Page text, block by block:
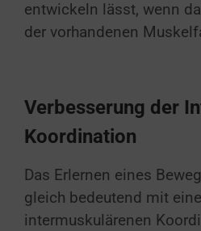
entwickeln lässt, wenn
der vorhandenen
Verbesserung der
Koordination
Das Erlernen eines
gleich bedeutend mit
intermuskulärenen